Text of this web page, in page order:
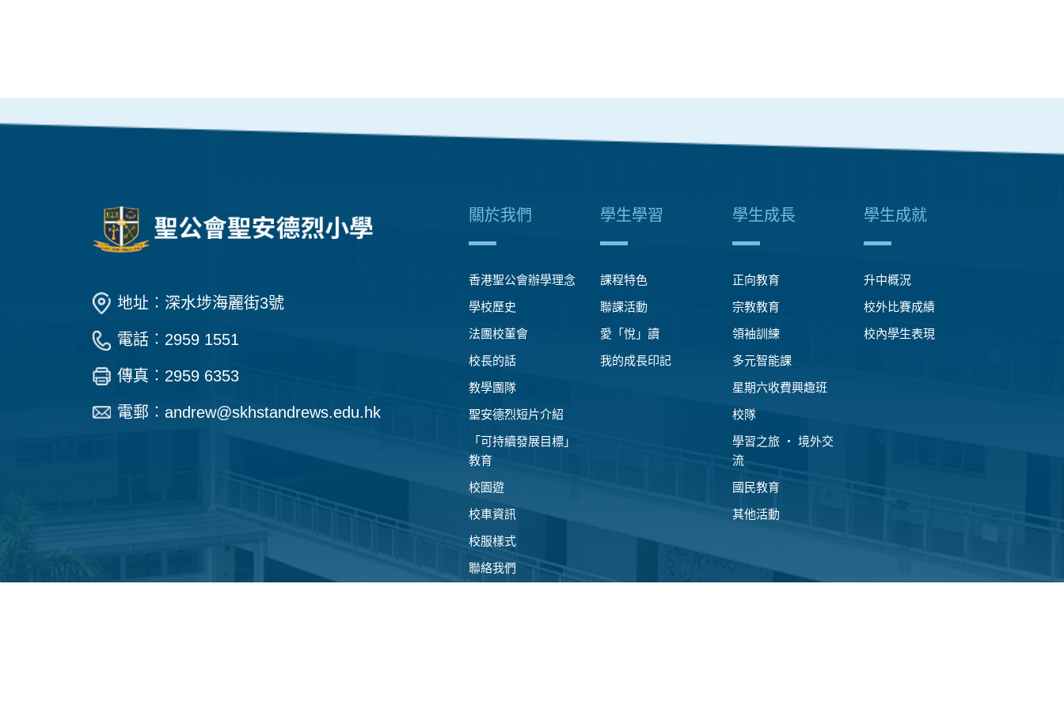
地址︰深水埗海麗街3號
電話︰2959 1551
傳真︰2959 6353
電郵︰ andrew@skhstandrews.edu.hk
關於我們
香港聖公會辦學理念
學校歷史
法團校董會
校長的話
教學團隊
聖安德烈短片介紹
「可持續發展目標」
教育
校園遊
校車資訊
校服樣式
聯絡我們
學生學習
課程特色
聯課活動
愛「悅」讀
我的成長印記
學生成長
正向教育
宗教教育
領袖訓練
多元智能課
星期六收費興趣班
校隊
學習之旅 ‧ 境外交
流
國民教育
其他活動
學生成就
升中概況
校外比賽成績
校內學生表現